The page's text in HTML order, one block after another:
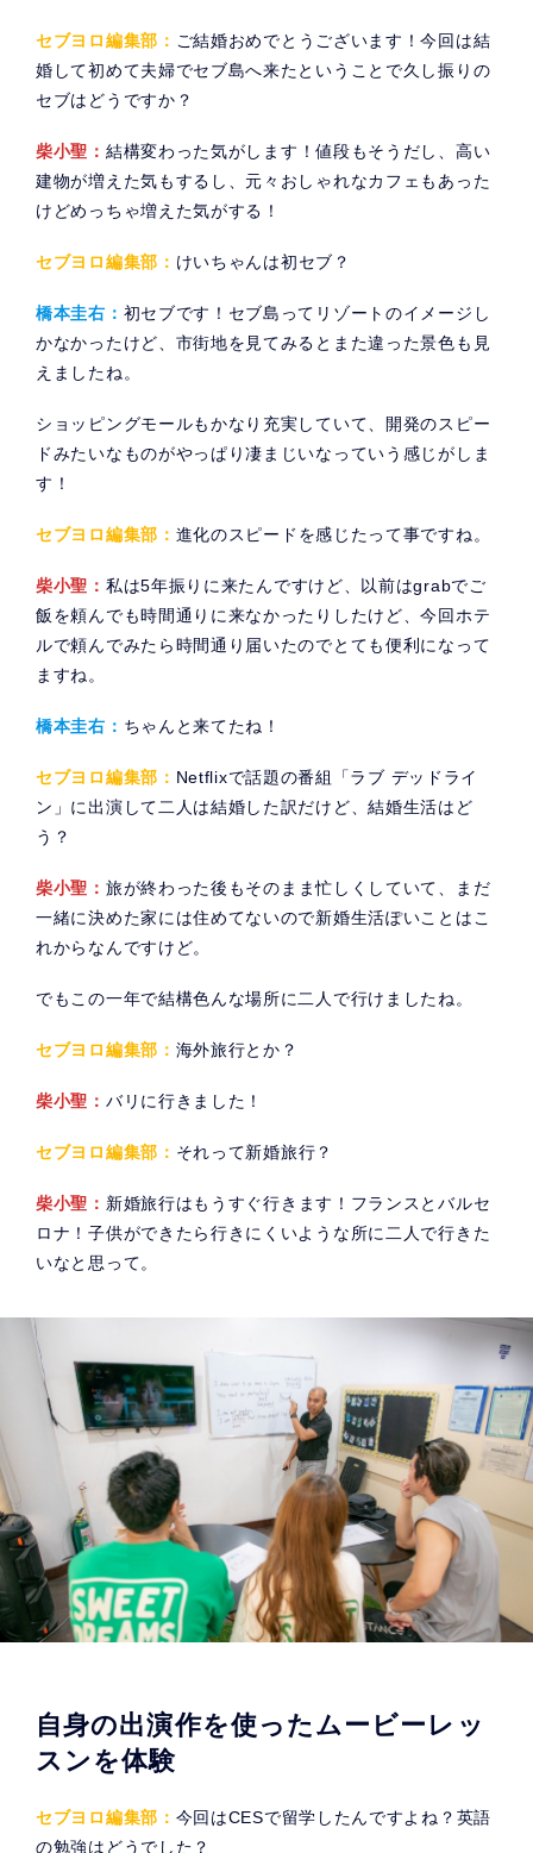
セブヨロ編集部： ご結婚おめでとうございます！今回は結
婚して初めて夫婦でセブ島へ来たということで久し振りの
セブはどうですか？
柴小聖： 結構変わった気がします！値段もそうだし、高い
建物が増えた気もするし、元々おしゃれなカフェもあった
けどめっちゃ増えた気がする！
セブヨロ編集部： けいちゃんは初セブ？
橋本圭右： 初セブです！セブ島ってリゾートのイメージし
かなかったけど、市街地を見てみるとまた違った景色も見
えましたね。
ショッピングモールもかなり充実していて、開発のスピー
ドみたいなものがやっぱり凄まじいなっていう感じがしま
す！
セブヨロ編集部： 進化のスピードを感じたって事ですね。
柴小聖： 私は5年振りに来たんですけど、以前はgrabでご
飯を頼んでも時間通りに来なかったりしたけど、今回ホテ
ルで頼んでみたら時間通り届いたのでとても便利になって
ますね。
橋本圭右： ちゃんと来てたね！
セブヨロ編集部： Netflixで話題の番組「ラブ デッドライ
ン」に出演して二人は結婚した訳だけど、結婚生活はど
う？
柴小聖： 旅が終わった後もそのまま忙しくしていて、まだ
一緒に決めた家には住めてないので新婚生活ぽいことはこ
れからなんですけど。
でもこの一年で結構色んな場所に二人で行けましたね。
セブヨロ編集部： 海外旅行とか？
柴小聖： バリに行きました！
セブヨロ編集部： それって新婚旅行？
柴小聖： 新婚旅行はもうすぐ行きます！フランスとバルセ
ロナ！子供ができたら行きにくいような所に二人で行きた
いなと思って。
自身の出演作を使ったムービーレッ
スンを体験
セブヨロ編集部： 今回はCESで留学したんですよね？英語
の勉強はどうでした？